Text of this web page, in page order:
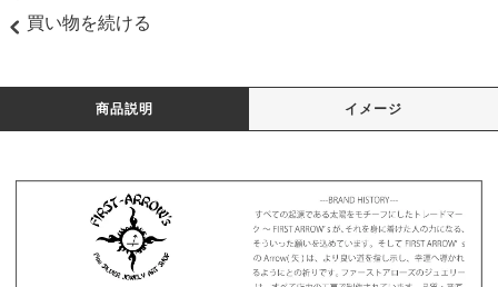
買い物を続ける
商品説明 イメージ